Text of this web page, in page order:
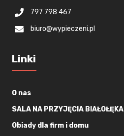
797 798 467
biuro@wypieczeni.pl
Linki
O nas
SALA NA PRZYJĘCIA
Obiady dla firm i domu